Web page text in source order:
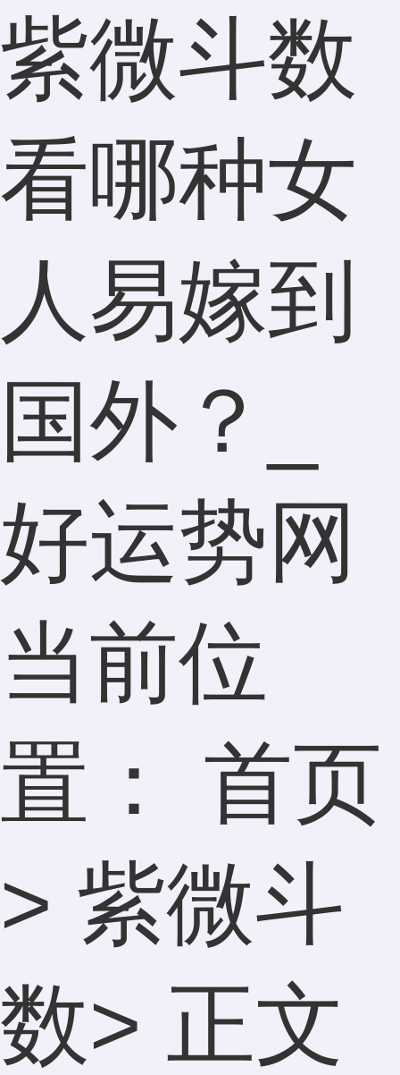
紫微斗数
看哪种女
人易嫁到
国外？_
好运势网
当前位
置： 首页
> 紫微斗
数> 正文